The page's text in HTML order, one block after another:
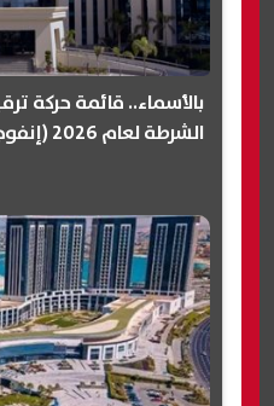
بالأسماء.. قائمة حركة
الشرطة لعام 2026 (إنفوجراف)